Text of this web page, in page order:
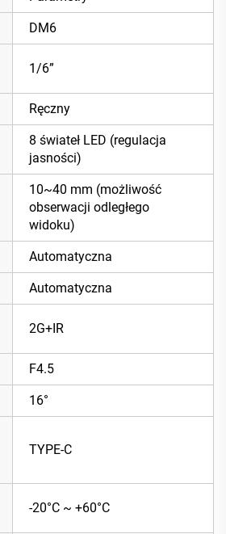
DM6
1/6”
Ręczny
8 świateł LED (regulacja
jasności)
10~40 mm (możliwość
obserwacji odległego
widoku)
Automatyczna
Automatyczna
2G+IR
F4.5
16°
TYPE-C
-20°C ~ +60°C